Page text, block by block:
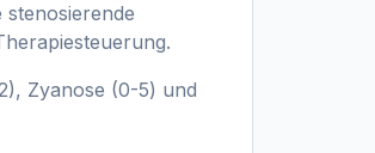
Zyanose (0-5) und